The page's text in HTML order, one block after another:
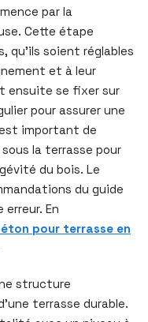
par la
Cette étape
qu’ils soient réglables
et à leur
ensuite se fixer sur
pour assurer une
important de
la terrasse pour
du bois. Le
du guide
En
pour terrasse en
structure
terrasse durable.